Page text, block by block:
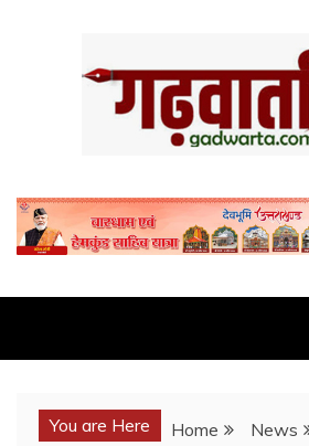
You are Here Home
News